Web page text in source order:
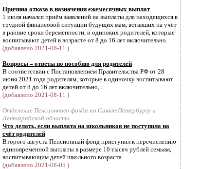
Причина отказа в назначении ежемесячных выплат
1 июля начался приём заявлений на выплаты для находящихся в
трудной финансовой ситуации будущих мам, вставших на учёт
в ранние сроки беременности, и одиноких родителей, которые
воспитывают детей в возрасте от 8 до 16 лет включительно.
(добавлено 2021-08-11 )
Вопросы – ответы по пособию для родителей
В соответствии с Постановлением Правительства РФ от 28
июня 2021 года родителям, которые в одиночку воспитывают
детей от 8 до 16 лет включительно,...
(добавлено 2021-08-11 )
Отделение Пенсионного фонда по Санкт-Петербургу и
Ленинградской области
Что делать, если выплата на школьников не поступила на
счёт родителей
Второго августа Пенсионный фонд приступил к перечислению
единовременной выплаты в размере 10 тысяч рублей семьям,
воспитывающим детей школьного возраста.
(добавлено 2021-08-05 )